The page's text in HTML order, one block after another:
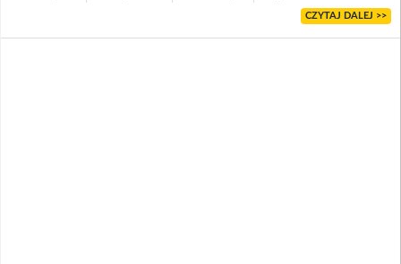
CZYTAJ DALEJ >>